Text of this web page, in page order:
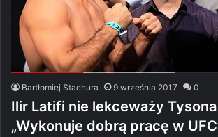
Bartłomiej Stachura 9 września 2017 0
Ilir Latifi nie lekceważy
„Wykonuje dobrą pracę w